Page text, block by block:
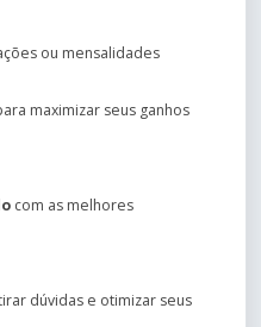
ou mensalidades
maximizar seus ganhos
com as melhores
dúvidas e otimizar seus